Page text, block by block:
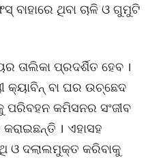
ଥିବା ଚାଳି ଓ ଗୁମୁଟି
ତାଲିକା ପ୍ରଦର୍ଶିତ ହେବ ।
କ୍ୟାବିନ୍‌ ବା ଘର ଉଚ୍ଛେଦ
ପରିବହନ କମିସନର ସଂଜୀବ
। ଏହାସହ
ଓ ଦଲାଲମୁକ୍ତ କରିବାକୁ